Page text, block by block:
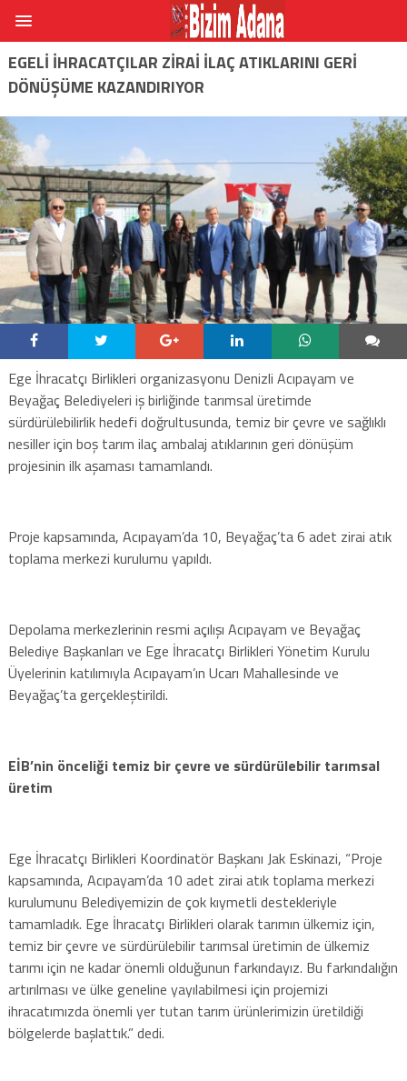
EGELI IHRACATÇILAR ZIRAI ILAÇ ATIKLARINI GERI
DÖNÜŞÜME KAZANDIRIYOR
Ege İhracatçı Birlikleri organizasyonu Denizli Acıpayam ve
Beyağaç Belediyeleri iş birliğinde tarımsal üretimde
sürdürülebilirlik hedefi doğrultusunda, temiz bir çevre ve sağlıklı
nesiller için boş tarım ilaç ambalaj atıklarının geri dönüşüm
projesinin ilk aşaması tamamlandı.
Proje kapsamında, Acıpayam’da 10, Beyağaç’ta 6 adet zirai atık
toplama merkezi kurulumu yapıldı.
Depolama merkezlerinin resmi açılışı Acıpayam ve Beyağaç
Belediye Başkanları ve Ege İhracatçı Birlikleri Yönetim Kurulu
Üyelerinin katılımıyla Acıpayam’ın Ucarı Mahallesinde ve
Beyağaç’ta gerçekleştirildi.
EİB’nin önceliği temiz bir çevre ve sürdürülebilir tarımsal
üretim
Ege İhracatçı Birlikleri Koordinatör Başkanı Jak Eskinazi, “Proje
kapsamında, Acıpayam’da 10 adet zirai atık toplama merkezi
kurulumunu Belediyemizin de çok kıymetli destekleriyle
tamamladık. Ege İhracatçı Birlikleri olarak tarımın ülkemiz için,
temiz bir çevre ve sürdürülebilir tarımsal üretimin de ülkemiz
tarımı için ne kadar önemli olduğunun farkındayız. Bu farkındalığın
artırılması ve ülke geneline yayılabilmesi için projemizi
ihracatımızda önemli yer tutan tarım ürünlerimizin üretildiği
bölgelerde başlattık.” dedi.